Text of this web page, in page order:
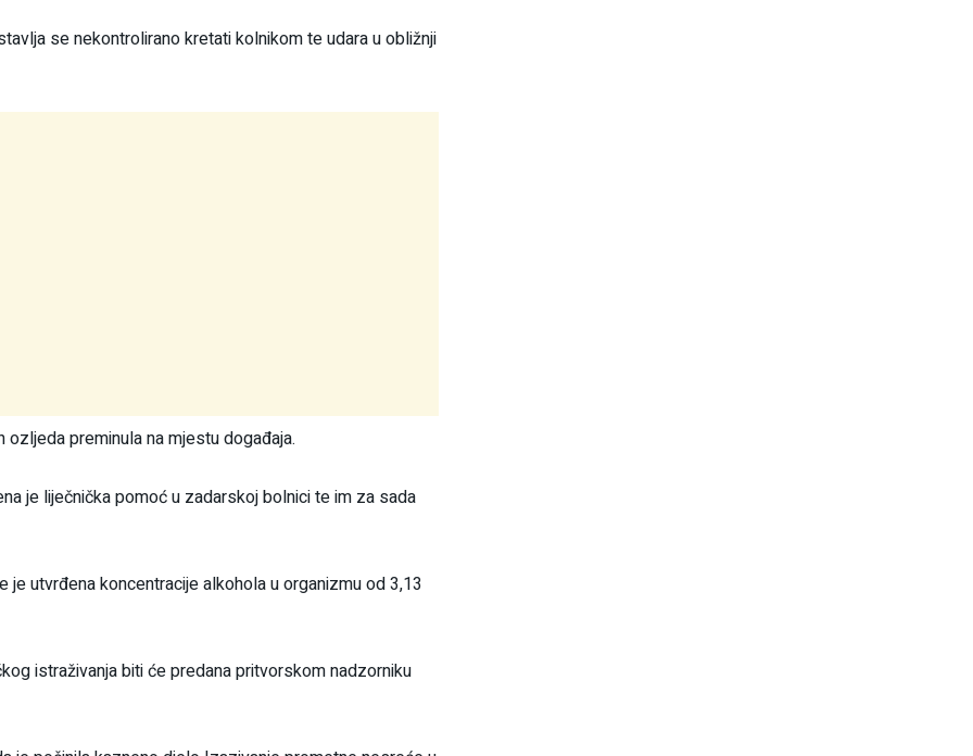
se nekontrolirano kretati kolnikom te udara u obližnji
preminula na mjestu događaja.
je liječnička pomoć u zadarskoj bolnici te im za sada
utvrđena koncentracije alkohola u organizmu od 3,13
istraživanja biti će predana pritvorskom nadzorniku